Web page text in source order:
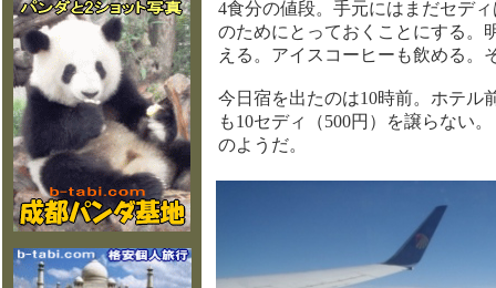
4食分の値段。手元にはまだセデ
のためにとっておくことにする。
える。アイスコーヒーも飲める。
今日宿を出たのは10時前。ホテル
も10セディ（500円）を譲らない
のようだ。